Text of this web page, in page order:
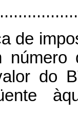
de
do